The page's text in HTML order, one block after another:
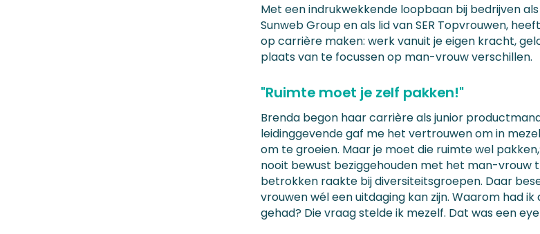
Met een indrukwekkende loopbaan bij bedrijven als
Sunweb Group en als lid van SER Topvrouwen,
op carrière maken: werk vanuit je eigen kracht,
plaats van te focussen op man-vrouw verschillen.
"Ruimte moet je zelf pakken!"
Brenda begon haar carrière als junior
leidinggevende gaf me het vertrouwen om in
om te groeien. Maar je moet die ruimte wel
nooit bewust beziggehouden met het man-vrouw
betrokken raakte bij diversiteitsgroepen. Daar
vrouwen wél een uitdaging kan zijn. Waarom had
gehad? Die vraag stelde ik mezelf. Dat was een